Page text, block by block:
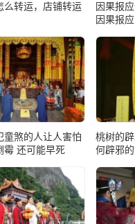
么转运，店铺转运
因果报
因果报应
童煞的人让人害怕
霉 还可能早死
桃树的
何辟邪